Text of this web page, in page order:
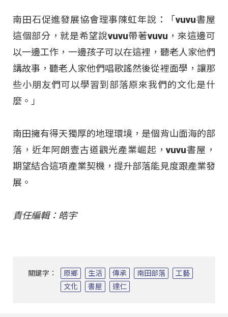
南田石促進發展協會理事陳虹年說：「vuvu書屋
這個部分，就是希望說vuvu帶著vuvu，來這邊可
以一邊工作，一邊孩子可以在這裡，聽老人家他們
講故事，聽老人家他們唱歌謠然後從裡面學，讓那
些小朋友們可以學習到部落原來我們的文化是什
麼。」
南田擁有得天獨厚的地理環境，是個背山面海的部
落，近年阿朗壹古道觀光產業崛起，vuvu書屋，
期望結合這項產業契機，提升部落能見度跟產業發
展。
責任編輯：皓宇
關鍵字： 原鄉 生活 傳承 南田部落
工藝
文化
書屋 達仁